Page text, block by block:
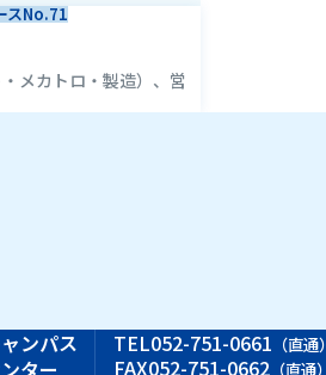
スNo.71
メカトロ・製造）、営
ンパス
ター
TEL052-751-0661 （直通）
FAX052-751-0662（直通）